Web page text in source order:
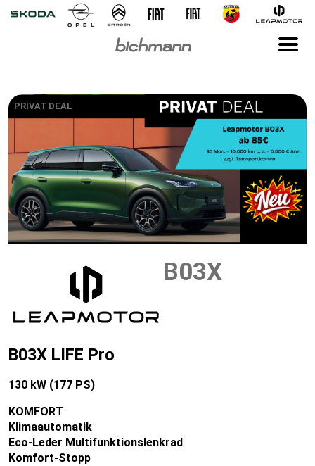
PRIVAT DEAL
B03X
B03X LIFE Pro
130 kW (177 PS)
KOMFORT
Klimaautomatik
Eco-Leder Multifunktionslenkrad
Komfort-Stopp